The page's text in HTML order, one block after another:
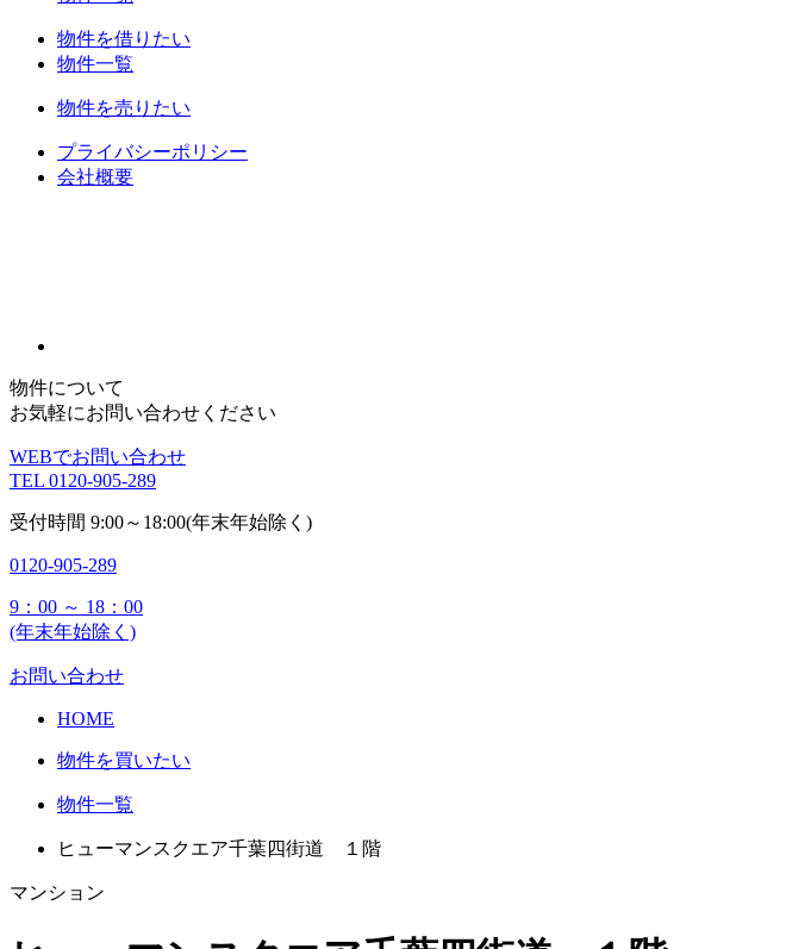
物件を借りたい
物件一覧
物件を売りたい
プライバシーポリシー
会社概要
物件について
お気軽にお問い合わせください
WEBでお問い合わせ
TEL 0120-905-289
受付時間 9:00～18:00(年末年始除く)
0120-905-289
9：00 ～ 18：00
(年末年始除く)
お問い合わせ
HOME
物件を買いたい
物件一覧
ヒューマンスクエア千葉四街道 １階
マンション